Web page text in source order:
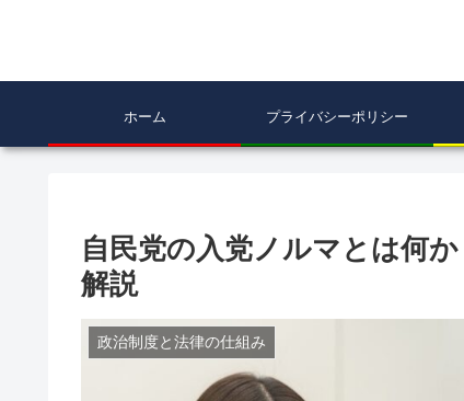
ホーム プライバシーポリシー
自民党の入党ノルマとは何
解説
政治制度と法律の仕組み